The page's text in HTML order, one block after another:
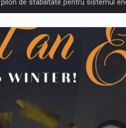
de stabilitate pentru sistemul
nu intr-o cultura care
SKU Level Tracking Reveals
care nu se supun noilor
INCARCATE